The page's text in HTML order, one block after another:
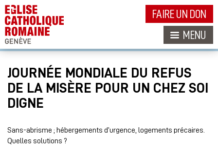
FAIRE UN DON
MENU
JOURNÉE MONDIALE DU REFUS
DE LA MISÈRE POUR UN CHEZ SOI
DIGNE
Sans-abrisme ; hébergements d’urgence, logements précaires.
Quelles solutions ?